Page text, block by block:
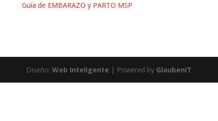
Guía de EMBARAZO y PARTO MSP
Diseño: Web Inteligente | Powered by GlaubenIT